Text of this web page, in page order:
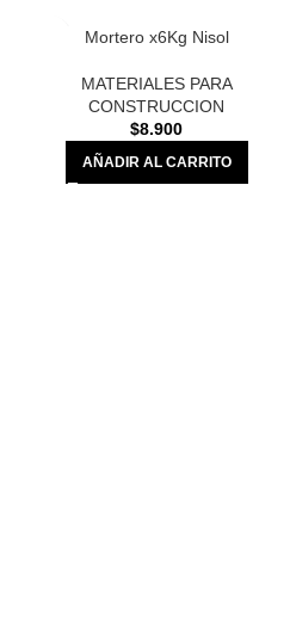
Mortero x6Kg Nisol
MATERIALES PARA
CONSTRUCCION
$8.900
AÑADIR AL CARRITO